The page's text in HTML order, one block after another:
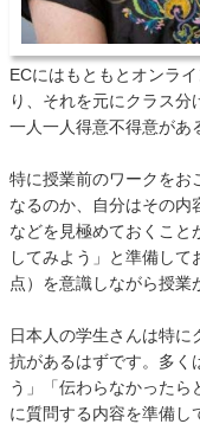
ECにはもともとオンラ
り、それを元にクラス
一人一人得意不得意があ
特に授業前のワークをお
なるのか、自分はその内
などを見極めておくこと
してみよう」と準備し
点）を意識しながら授業
日本人の学生さんは特
抗があるはずです。多く
う」「伝わらなかった
に質問する内容を準備し